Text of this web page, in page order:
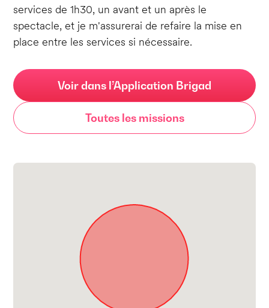
services de 1h30, un avant et un après le
spectacle, et je m'assurerai de refaire la mise en
place entre les services si nécessaire.
Voir dans l’Application Brigad
Toutes les missions